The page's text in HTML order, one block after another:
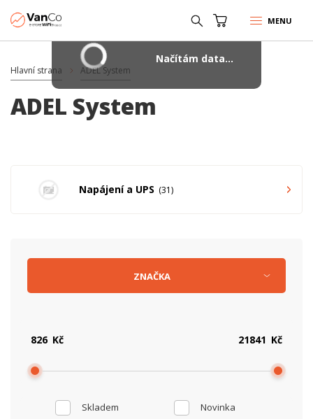
MENU
Hlavní strana ADEL System
ADEL System
Napájení a UPS 31
Skladem
Novinka
Kč Kč
ZNAČKA
Načítám data...